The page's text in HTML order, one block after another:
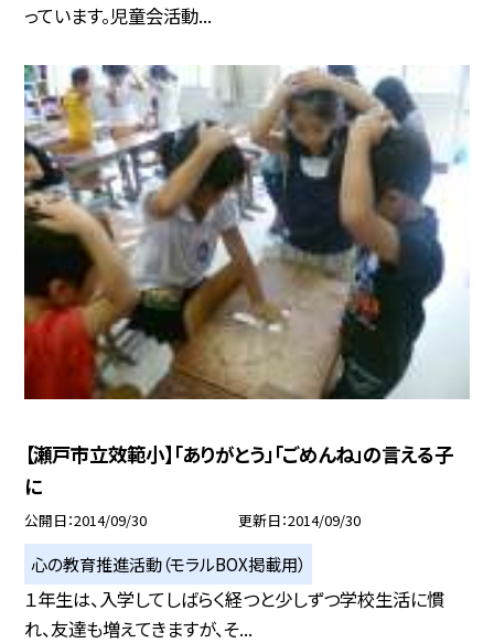
っています。児童会活動...
【瀬戸市立效範小】「ありがとう」「ごめんね」の言える子
に
公開日 2014/09/30 更新日 2014/09/30
心の教育推進活動（モラルBOX掲載用）
１年生は、入学してしばらく経つと少しずつ学校生活に慣
れ、友達も増えてきますが、そ...